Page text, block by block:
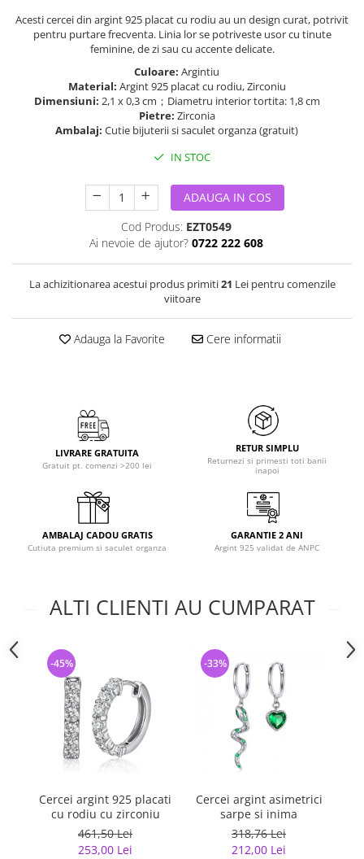
Acesti cercei din argint 925 placat cu rodiu au un design curat, potrivit
pentru purtare frecventa. Linia lor se potriveste usor cu tinute
feminine, de zi sau cu accente delicate.
Culoare: Argintiu
Material: Argint 925 placat cu rodiu, Zirconiu
Dimensiuni: 2,1 x 0,3 cm；Diametru interior tortita: 1,8 cm
Pietre: Zirconia
Ambalaj: Cutie bijuterii si saculet organza (gratuit)
IN STOC
ADAUGA IN COS
Cod Produs: EZT0549
Ai nevoie de ajutor? 0722 222 608
La achizitionarea acestui produs primiti21 Lei pentru comenzile
viitoare
Adauga la Favorite Cere informatii
LIVRARE GRATUITA
Gratuit pt. comenzi >200 lei
RETUR SIMPLU
Returnezi si primesti toti banii
inapoi
AMBALAJ CADOU GRATIS
Cutiuta premium si saculet organza
GARANTIE 2 ANI
Argint 925 validat de ANPC
ALTI CLIENTI AU CUMPARAT
Cercei argint 925 placati
cu rodiu cu zirconiu
461,50 Lei
253,00 Lei
-45%
Cercei argint asimetrici
sarpe si inima
318,76 Lei
212,00 Lei
-33%